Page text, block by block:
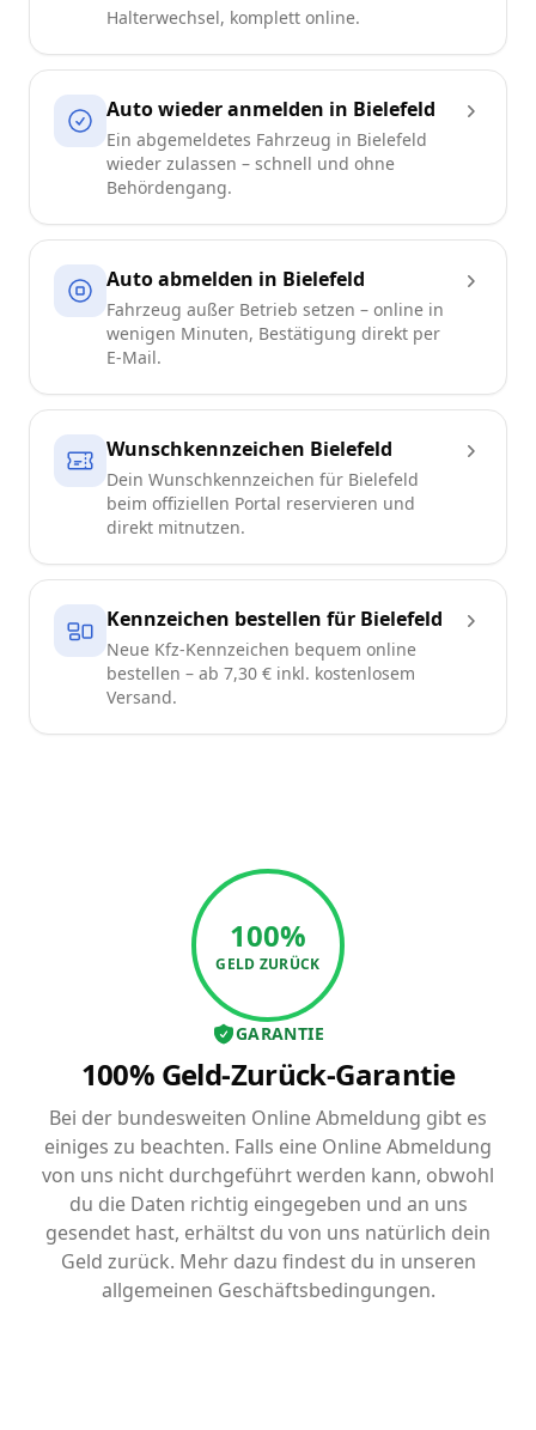
Halterwechsel, komplett online.
Auto wieder anmelden in Bielefeld
Ein abgemeldetes Fahrzeug in Bielefeld
wieder zulassen – schnell und ohne
Behördengang.
Auto abmelden in Bielefeld
Fahrzeug außer Betrieb setzen – online in
wenigen Minuten, Bestätigung direkt per
E-Mail.
Wunschkennzeichen Bielefeld
Dein Wunschkennzeichen für Bielefeld
beim offiziellen Portal reservieren und
direkt mitnutzen.
Kennzeichen bestellen für Bielefeld
Neue Kfz-Kennzeichen bequem online
bestellen – ab 7,30 € inkl. kostenlosem
Versand.
100%
GELD ZURÜCK
GARANTIE
100% Geld-Zurück-Garantie
Bei der bundesweiten Online Abmeldung gibt es
einiges zu beachten. Falls eine Online Abmeldung
von uns nicht durchgeführt werden kann, obwohl
du die Daten richtig eingegeben und an uns
gesendet hast, erhältst du von uns natürlich dein
Geld zurück. Mehr dazu findest du in unseren
allgemeinen Geschäftsbedingungen.